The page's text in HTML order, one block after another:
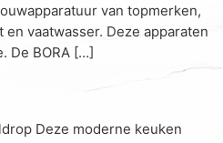
van topmerken,
vaatwasser. Deze apparaten
De BORA […]
Deze moderne keuken